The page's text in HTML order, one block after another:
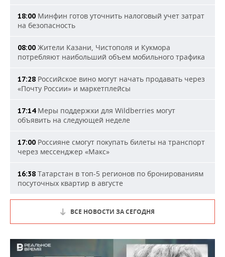
18:00 Минфин готов уточнить налоговый учет затрат
на безопасность
08:00 Жители Казани, Чистополя и Кукмора
потребляют наибольший объем мобильного трафика
17:28 Российское вино могут начать продавать через
«Почту России» и маркетплейсы
17:14Меры поддержки для Wildberries могут
объявить на следующей неделе
17:00 Россияне смогут покупать билеты на транспорт
через мессенджер «Макс»
16:38 Татарстан в топ-5 регионов по бронированиям
посуточных квартир в августе
ВСЕ НОВОСТИ ЗА СЕГОДНЯ